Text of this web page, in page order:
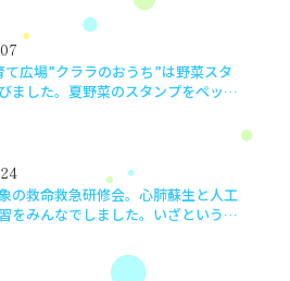
て広場”クララのおうち”は野菜スタ
ました。夏野菜のスタンプをペッタ
の救命救急研修会。心肺蘇生と人工
をみんなでしました。いざというと
さながらに頑張りました！